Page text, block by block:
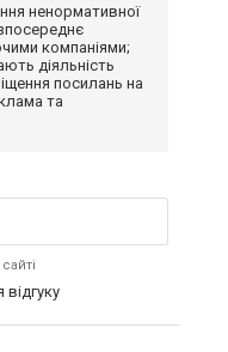
ненормативної
компаніями;
діяльність
посилань на
та